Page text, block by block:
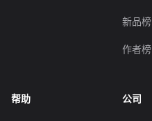
新品榜
作者榜
帮助 公司